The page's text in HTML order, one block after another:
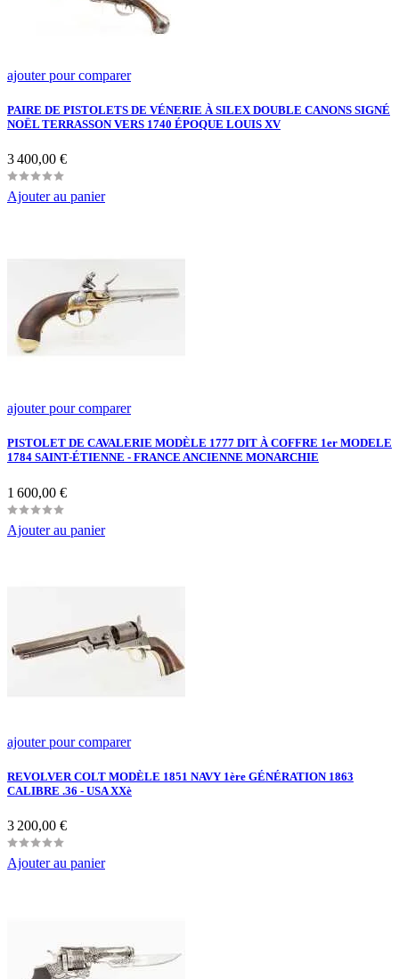
ajouter pour comparer
PAIRE DE PISTOLETS DE VÉNERIE À SILEX DOUBLE CANONS SIGNÉ
NOËL TERRASSON VERS 1740 ÉPOQUE LOUIS XV
Prix
3 400,00 €
Ajouter au panier
ajouter pour comparer
PISTOLET DE CAVALERIE MODÈLE 1777 DIT À COFFRE 1er MODELE
1784 SAINT-ÉTIENNE - FRANCE ANCIENNE MONARCHIE
Prix
1 600,00 €
Ajouter au panier
ajouter pour comparer
REVOLVER COLT MODÈLE 1851 NAVY 1ère GÉNÉRATION 1863
CALIBRE .36 - USA XXè
Prix
3 200,00 €
Ajouter au panier